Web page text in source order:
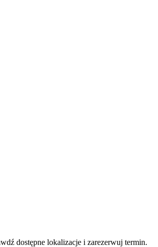
dostępne lokalizacje i zarezerwuj termin.